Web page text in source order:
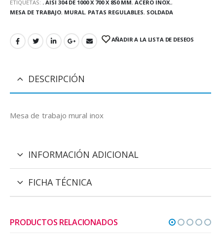
ETIQUETAS: . AISI 304 DE 1000 X 700 X 850 MM, ACERO INOX.,
MESA DE TRABAJO, MURAL, PATAS REGULABLES, SOLDADA
AÑADIR A LA LISTA DE DESEOS
DESCRIPCIÓN
Mesa de trabajo mural inox
INFORMACIÓN ADICIONAL
FICHA TÉCNICA
PRODUCTOS RELACIONADOS